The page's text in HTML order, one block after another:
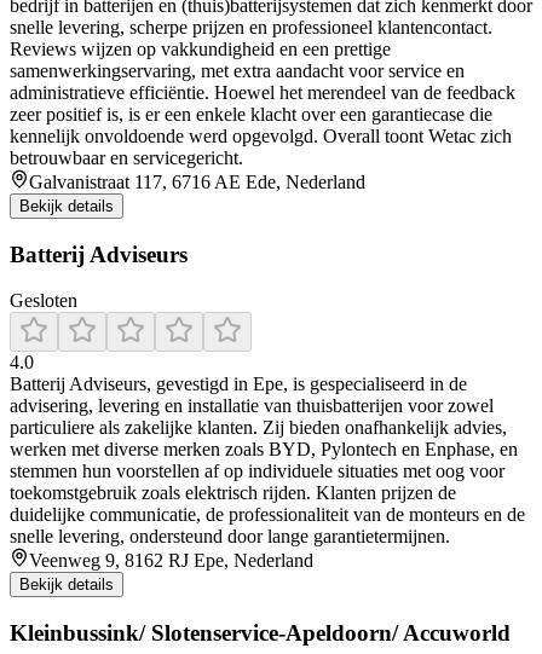
bedrijf in batterijen en (thuis)batterijsystemen dat zich kenmerkt door
snelle levering, scherpe prijzen en professioneel klantencontact.
Reviews wijzen op vakkundigheid en een prettige
samenwerkingservaring, met extra aandacht voor service en
administratieve efficiëntie. Hoewel het merendeel van de feedback
zeer positief is, is er een enkele klacht over een garantiecase die
kennelijk onvoldoende werd opgevolgd. Overall toont Wetac zich
betrouwbaar en servicegericht.
Galvanistraat 117, 6716 AE Ede, Nederland
Bekijk details
Batterij Adviseurs
Gesloten
4.0
Batterij Adviseurs, gevestigd in Epe, is gespecialiseerd in de
advisering, levering en installatie van thuisbatterijen voor zowel
particuliere als zakelijke klanten. Zij bieden onafhankelijk advies,
werken met diverse merken zoals BYD, Pylontech en Enphase, en
stemmen hun voorstellen af op individuele situaties met oog voor
toekomstgebruik zoals elektrisch rijden. Klanten prijzen de
duidelijke communicatie, de professionaliteit van de monteurs en de
snelle levering, ondersteund door lange garantietermijnen.
Veenweg 9, 8162 RJ Epe, Nederland
Bekijk details
Kleinbussink/ Slotenservice-Apeldoorn/ Accuworld